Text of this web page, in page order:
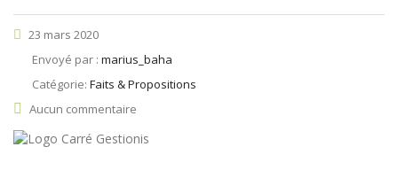
23 mars 2020
Envoyé par : marius_baha
Catégorie: Faits & Propositions
Aucun commentaire